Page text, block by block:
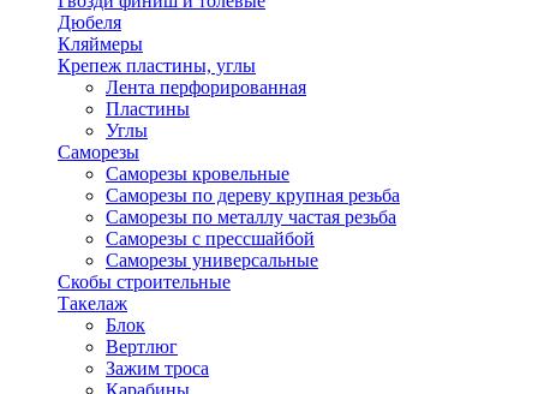
Дюбеля
Кляймеры
Крепеж пластины, углы
Лента перфорированная
Пластины
Углы
Саморезы
Саморезы кровельные
Саморезы по дереву крупная резьба
Саморезы по металлу частая резьба
Саморезы с прессшайбой
Саморезы универсальные
Скобы строительные
Такелаж
Блок
Вертлюг
Зажим троса
Карабины